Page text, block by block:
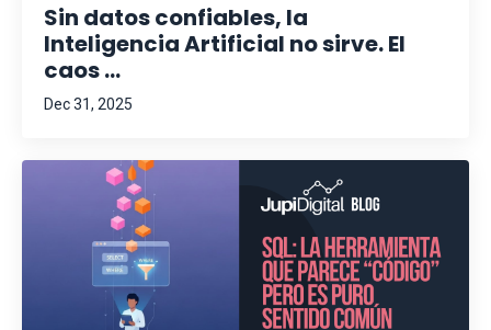
Sin datos confiables, la
Inteligencia Artificial no sirve. El
caos ...
Dec 31, 2025